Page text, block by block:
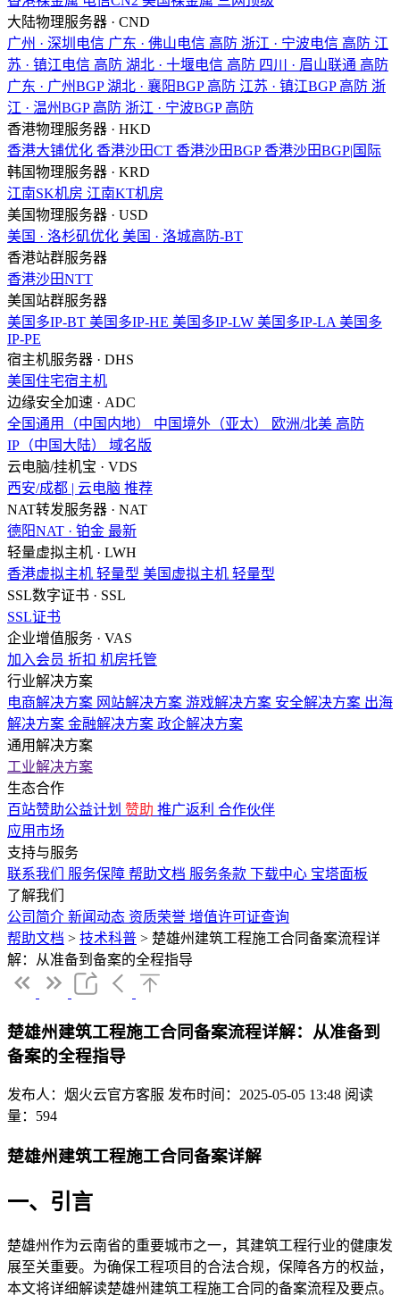
大陆物理服务器 · CND
广州 · 深圳电信 广东 · 佛山电信 高防 浙江 · 宁波电信 高防 江
苏 · 镇江电信 高防 湖北 · 十堰电信 高防 四川 · 眉山联通 高防
广东 · 广州BGP 湖北 · 襄阳BGP 高防 江苏 · 镇江BGP 高防 浙
江 · 温州BGP 高防 浙江 · 宁波BGP 高防
香港物理服务器 · HKD
香港大铺优化 香港沙田CT 香港沙田BGP 香港沙田BGP|国际
韩国物理服务器 · KRD
江南SK机房 江南KT机房
美国物理服务器 · USD
美国 · 洛杉矶优化 美国 · 洛城高防-BT
香港站群服务器
香港沙田NTT
美国站群服务器
美国多IP-BT 美国多IP-HE 美国多IP-LW 美国多IP-LA 美国多
IP-PE
宿主机服务器 · DHS
美国住宅宿主机
边缘安全加速 · ADC
全国通用（中国内地）
中国境外（亚太） 欧洲/北美 高防
IP（中国大陆）
域名版
云电脑/挂机宝 · VDS
西安/成都 | 云电脑 推荐
NAT转发服务器 · NAT
德阳NAT · 铂金 最新
轻量虚拟主机 · LWH
香港虚拟主机 轻量型 美国虚拟主机 轻量型
SSL数字证书 · SSL
SSL证书
企业增值服务 · VAS
加入会员 折扣 机房托管
行业解决方案
电商解决方案 网站解决方案 游戏解决方案 安全解决方案 出海
解决方案 金融解决方案 政企解决方案
通用解决方案
工业解决方案
生态合作
百站赞助公益计划 赞助 推广返利 合作伙伴
应用市场
支持与服务
联系我们
服务保障 帮助文档 服务条款 下载中心 宝塔面板
了解我们
公司简介 新闻动态 资质荣誉 增值许可证查询
帮助文档 > 技术科普 > 楚雄州建筑工程施工合同备案流程详
解：从准备到备案的全程指导
楚雄州建筑工程施工合同备案流程详解：从准备到
备案的全程指导
发布人：烟火云官方客服 发布时间：2025-05-05 13:48 阅读
量：594
楚雄州建筑工程施工合同备案详解
一、引言
楚雄州作为云南省的重要城市之一，其建筑工程行业的健康发
展至关重要。为确保工程项目的合法合规，保障各方的权益，
本文将详细解读楚雄州建筑工程施工合同的备案流程及要点。